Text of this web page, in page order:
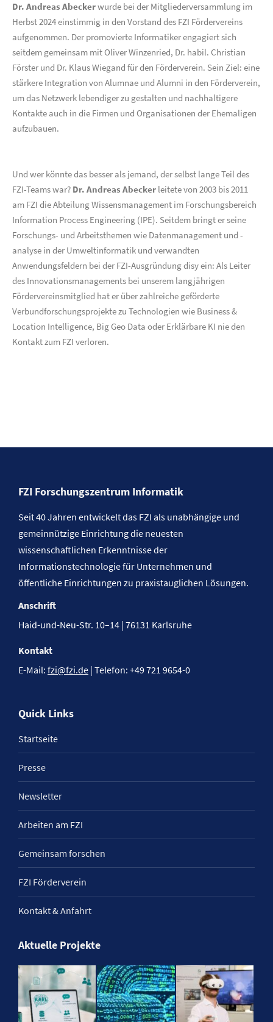
Dr. Andreas Abeckerwurde bei der Mitgliederversammlung im
Herbst 2024 einstimmig in den Vorstand des FZI Fördervereins
aufgenommen. Der promovierte Informatiker engagiert sich
seitdem gemeinsam mit Oliver Winzenried, Dr. habil. Christian
Förster und Dr. Klaus Wiegand für den Förderverein. Sein Ziel: eine
stärkere Integration von Alumnae und Alumni in den Förderverein,
um das Netzwerk lebendiger zu gestalten und nachhaltigere
Kontakte auch in die Firmen und Organisationen der Ehemaligen
aufzubauen.
Und wer könnte das besser als jemand, der selbst lange Teil des
FZI-Teams war? Dr. Andreas Abecker leitete von 2003 bis 2011
am FZI die Abteilung Wissensmanagement im Forschungsbereich
Information Process Engineering (IPE). Seitdem bringt er seine
Forschungs- und Arbeitsthemen wie Datenmanagement und -
analyse in der Umweltinformatik und verwandten
Anwendungsfeldern bei der FZI-Ausgründung disy ein: Als Leiter
des Innovationsmanagements bei unserem langjährigen
Fördervereinsmitglied hat er über zahlreiche geförderte
Verbundforschungsprojekte zu Technologien wie Business &
Location Intelligence, Big Geo Data oder Erklärbare KI nie den
Kontakt zum FZI verloren.
FZI Forschungszentrum Informatik
Seit 40 Jahren entwickelt das FZI als unabhängige und
gemeinnützige Einrichtung die neuesten
wissenschaftlichen Erkenntnisse der
Informationstechnologie für Unternehmen und
öffentliche Einrichtungen zu praxistauglichen Lösungen.
Anschrift
Haid-und-Neu-Str. 10–14 | 76131 Karlsruhe
Kontakt
E-Mail: fzi@fzi.de | Telefon: +49 721 9654-0
Quick Links
Startseite
Presse
Newsletter
Arbeiten am FZI
Gemeinsam forschen
FZI Förderverein
Kontakt & Anfahrt
Aktuelle Projekte